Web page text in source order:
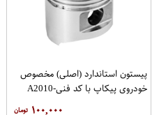
پیستون استاندارد (اصلی) مخصوص
خودروی پیکاپ با کد فنیA2010-
5V10B برند نیسان موتور فروشگاه
۱۰۰,۰۰۰